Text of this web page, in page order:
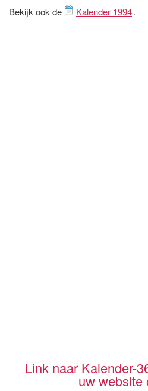
Bekijk ook de Kalender 1994.
Link naar Kalender-
uw website